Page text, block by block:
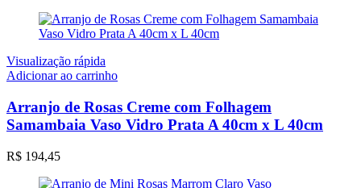
Visualização rápida
Adicionar ao carrinho
Arranjo de Rosas Creme com Folhagem
Samambaia Vaso Vidro Prata A 40cm x L 40cm
R$ 194,45